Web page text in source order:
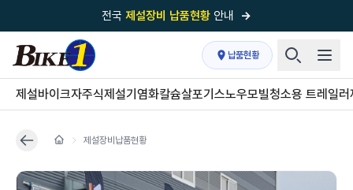
전국 제설장비 납품현황 안내 →
국내 1위 제설장비 제작 전문업체 (주)바이크원
제설 현장의 정답!다목적 차량의 표준!
전국제설장비 납품현황안내→
'국내 유일'의
전국이 선택한제설·다목적 장비 전문기업
납품현황
제설바이크자주식제설기 염화칼슘살포기 스노우모빌청소용 트레일러
제설장비납품현황